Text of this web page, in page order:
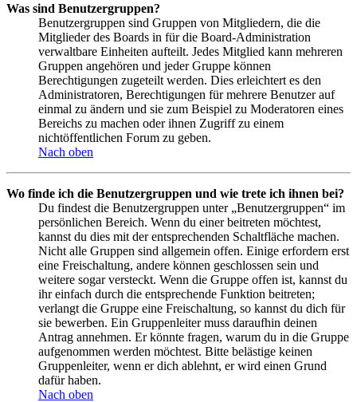
Was sind Benutzergruppen?
Benutzergruppen sind Gruppen von Mitgliedern, die die
Mitglieder des Boards in für die Board-Administration
verwaltbare Einheiten aufteilt. Jedes Mitglied kann mehreren
Gruppen angehören und jeder Gruppe können
Berechtigungen zugeteilt werden. Dies erleichtert es den
Administratoren, Berechtigungen für mehrere Benutzer auf
einmal zu ändern und sie zum Beispiel zu Moderatoren eines
Bereichs zu machen oder ihnen Zugriff zu einem
nichtöffentlichen Forum zu geben.
Nach oben
Wo finde ich die Benutzergruppen und wie trete ich ihnen bei?
Du findest die Benutzergruppen unter „Benutzergruppen“ im
persönlichen Bereich. Wenn du einer beitreten möchtest,
kannst du dies mit der entsprechenden Schaltfläche machen.
Nicht alle Gruppen sind allgemein offen. Einige erfordern erst
eine Freischaltung, andere können geschlossen sein und
weitere sogar versteckt. Wenn die Gruppe offen ist, kannst du
ihr einfach durch die entsprechende Funktion beitreten;
verlangt die Gruppe eine Freischaltung, so kannst du dich für
sie bewerben. Ein Gruppenleiter muss daraufhin deinen
Antrag annehmen. Er könnte fragen, warum du in die Gruppe
aufgenommen werden möchtest. Bitte belästige keinen
Gruppenleiter, wenn er dich ablehnt, er wird einen Grund
dafür haben.
Nach oben